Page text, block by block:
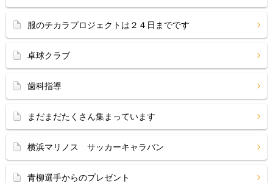
服のチカラプロジェクトは２４日までです
卓球クラブ
歯科指導
まだまだたくさん集まっています
横浜マリノス サッカーキャラバン
青柳選手からのプレゼント